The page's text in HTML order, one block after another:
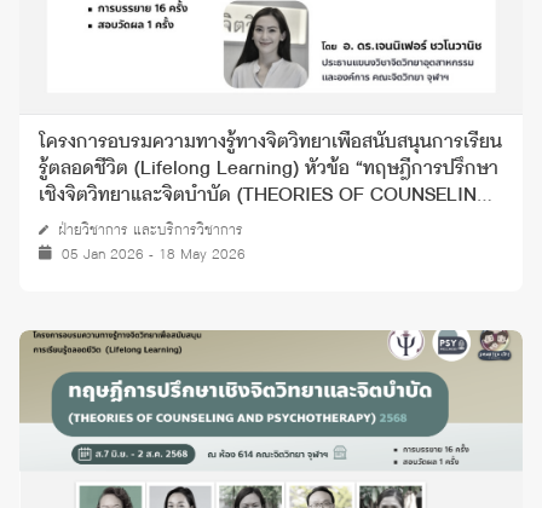
โครงการอบรมความทางรู้ทางจิตวิทยาเพื่อสนับสนุนการเรียน
รู้ตลอดชีวิต (Lifelong Learning) หัวข้อ “ทฤษฎีการปรึกษา
เชิงจิตวิทยาและจิตบำบัด (THEORIES OF COUNSELING
AND PSYCHOTHERAPY)” ปี 2568
ฝ่ายวิชาการ และบริการวิชาการ
05 Jan 2026 - 18 May 2026